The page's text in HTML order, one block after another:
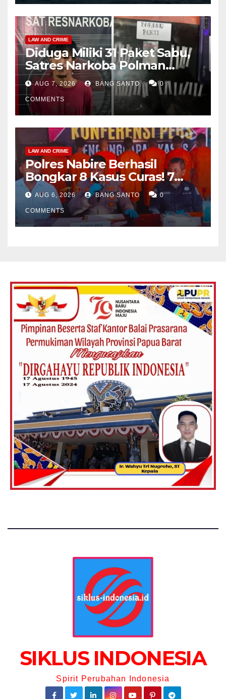
LAW AND CRIME
Diduga Miliki 31 Paket Sabu,
Satres Narkoba Polman
Amankan Pria di Matali
AUG 7, 2026 BANG SANTO 0
COMMENTS
LAW AND CRIME
Polres Nabire Berhasil
Bongkar 8 Kasus Curas! 7
Pelaku Ditangkap, 62 Motor
Kembali Diamankan
AUG 6, 2026 BANG SANTO 0
COMMENTS
SIKLUS INDONESIA
Spirit Perubahan Indonesia